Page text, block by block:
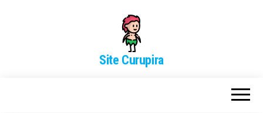
Site Curupira